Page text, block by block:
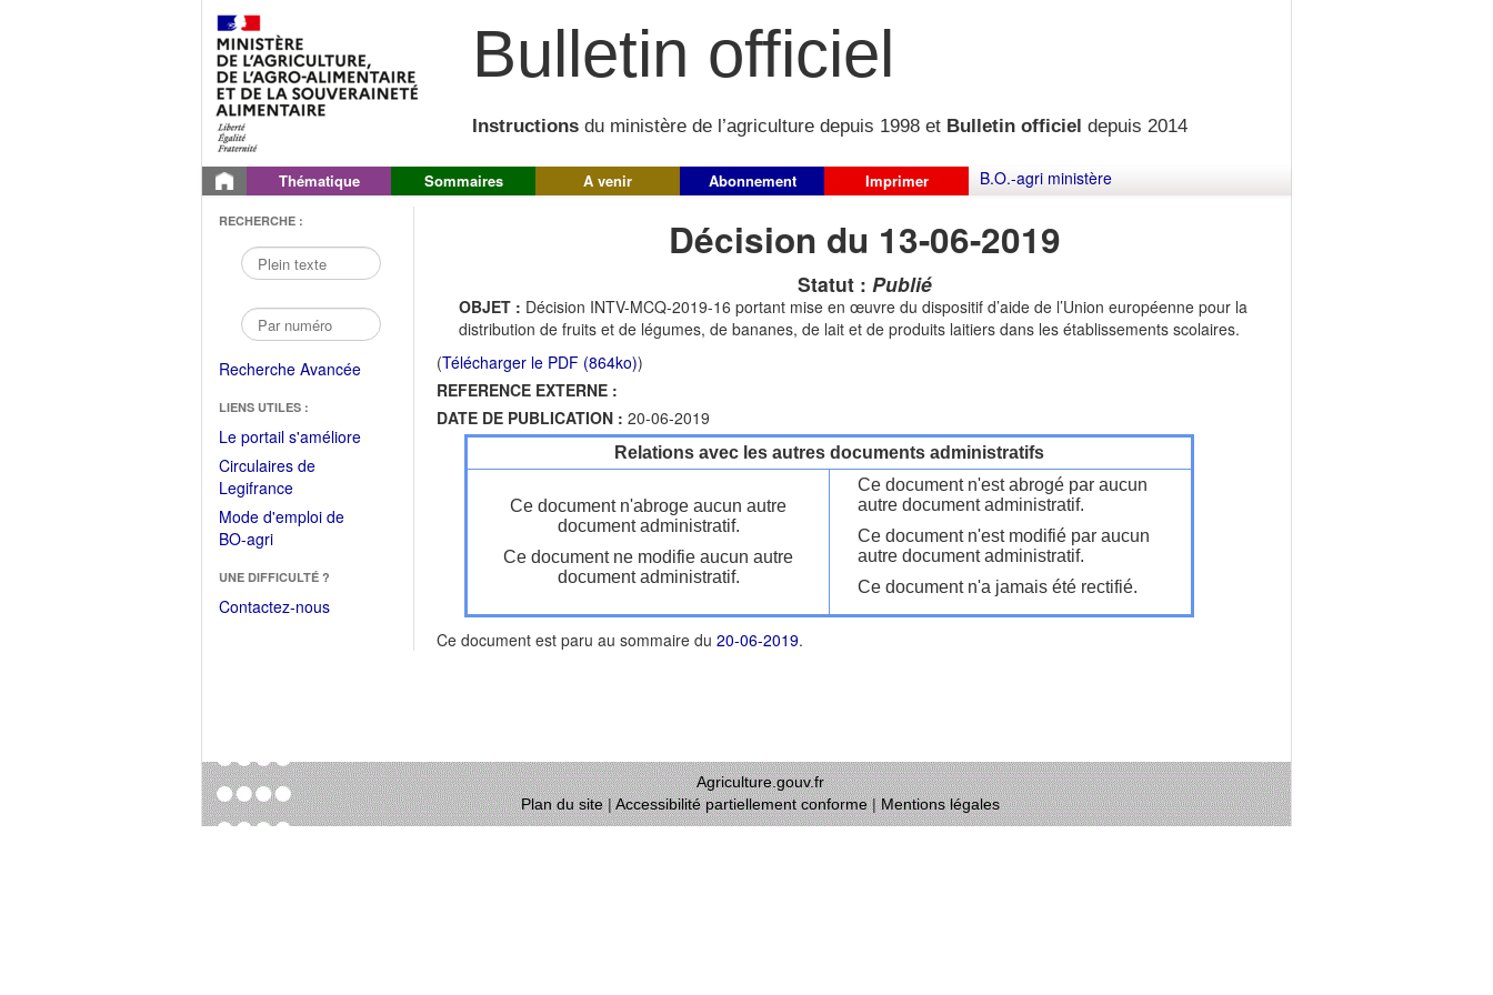
Bulletin officiel
Instructions du ministère de l’agriculture depuis 1998 et Bulletin officiel depuis 2014
Thématique Sommaires A venir Abonnement Imprimer B.O.-agri ministère
RECHERCHE :
Recherche Avancée
LIENS UTILES :
Le portail s'améliore(Fichier
Circulaires de
Legifrance(Ouvrir
dans
une
fenêtre)
Mode d'emploi de
BO-agri(Ouvrir
une
nouvelle
UNE DIFFICULTÉ ?
Contactez-nous
Décision du 13-06-2019
Statut : Publié
OBJET : Décision INTV-MCQ-2019-16 portant mise en œuvre du dispositif d’aide de l’Union européenne pour la
distribution de fruits et de légumes, de bananes, de lait et de produits laitiers dans les établissements scolaires.
(Télécharger le PDF (864ko))
REFERENCE EXTERNE :
DATE DE PUBLICATION : 20-06-2019
Relations avec les autres documents administratifs
Ce document n'abroge aucun autre
document administratif.
Ce document ne modifie aucun autre
document administratif.
Ce document n'est abrogé par aucun
autre document administratif.
Ce document n'est modifié par aucun
autre document administratif.
Ce document n'a jamais été rectifié.
Ce document est paru au sommaire du 20-06-2019.
Agriculture.gouv.fr
Plan du site|Accessibilité partiellement conforme|Mentions légales